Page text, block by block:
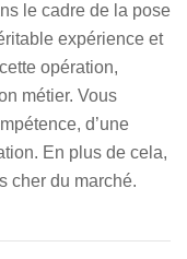
le cadre de la pose
expérience et
opération,
métier. Vous
d’une
En plus de cela,
cher du marché.